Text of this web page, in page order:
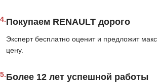
4.Покупаем RENAULT дорого
Эксперт бесплатно оценит и предложит
цену.
5.Более 12 лет успешной работы